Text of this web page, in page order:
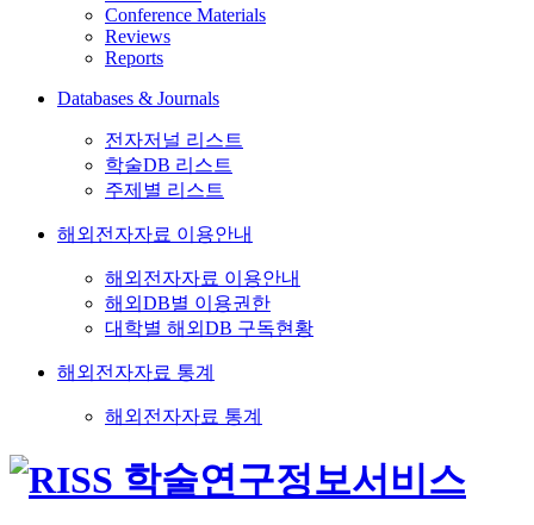
Conference Materials
Reviews
Reports
Databases & Journals
전자저널 리스트
학술DB 리스트
주제별 리스트
해외전자자료 이용안내
해외전자자료 이용안내
해외DB별 이용권한
대학별 해외DB 구독현황
해외전자자료 통계
해외전자자료 통계